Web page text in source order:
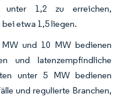
unter 1,2 zu erreichen,
etwa 1,5 liegen.
und 10 MW bedienen
und latenzempfindliche
unter 5 MW bedienen
und regulierte Branchen,